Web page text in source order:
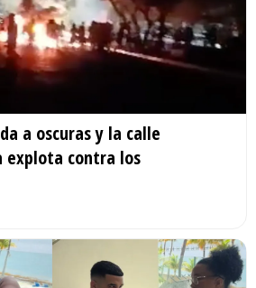
a oscuras y la calle
explota contra los